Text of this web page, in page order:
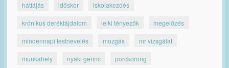
hátfájás időskor iskolakezdés
krónikus derékfájdalom lelki tényezők megelőzés
mindennapi testnevelés mozgás mr vizsgálat
munkahely nyaki gerinc porckorong